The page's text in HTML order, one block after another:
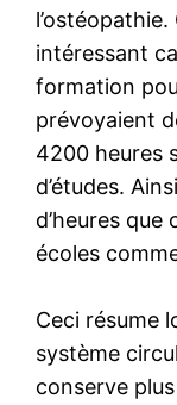
intéressant
formation
prévoyaient
4200 heures
d’études.
d’heures que
écoles
Ceci résume
système
conserve